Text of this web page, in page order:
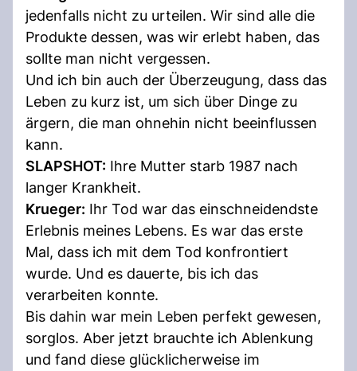
jedenfalls nicht zu urteilen. Wir sind alle die
Produkte dessen, was wir erlebt haben, das
sollte man nicht vergessen.
Und ich bin auch der Überzeugung, dass das
Leben zu kurz ist, um sich über Dinge zu
ärgern, die man ohnehin nicht beeinflussen
kann.
SLAPSHOT: Ihre Mutter starb 1987 nach
langer Krankheit.
Krueger: Ihr Tod war das einschneidendste
Erlebnis meines Lebens. Es war das erste
Mal, dass ich mit dem Tod konfrontiert
wurde. Und es dauerte, bis ich das
verarbeiten konnte.
Bis dahin war mein Leben perfekt gewesen,
sorglos. Aber jetzt brauchte ich Ablenkung
und fand diese glücklicherweise im